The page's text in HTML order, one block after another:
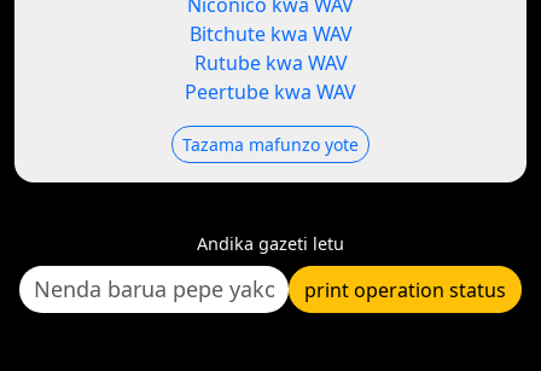
Bitchute kwa WAV
Rutube kwa WAV
Peertube kwa WAV
Tazama mafunzo yote
Andika gazeti letu
print operation status